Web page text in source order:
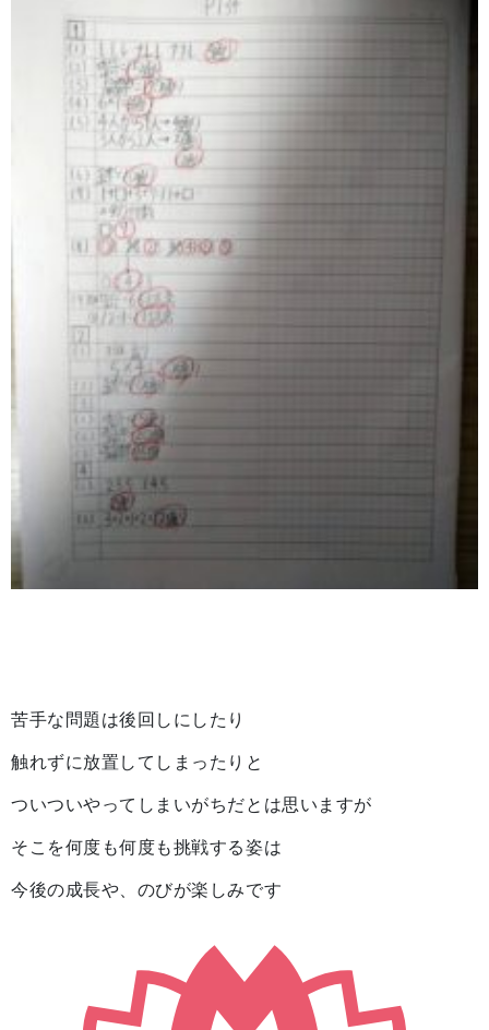
苦手な問題は後回しにしたり
触れずに放置してしまったりと
ついついやってしまいがちだとは思いますが
そこを何度も何度も挑戦する姿は
今後の成長や、のびが楽しみです